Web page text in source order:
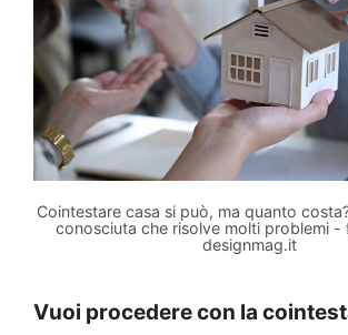
Cointestare casa si può, ma quanto
conosciuta che risolve molti problemi
designmag.it
Vuoi procedere con la